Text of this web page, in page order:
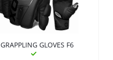
GRAPPLING GLOVES F6